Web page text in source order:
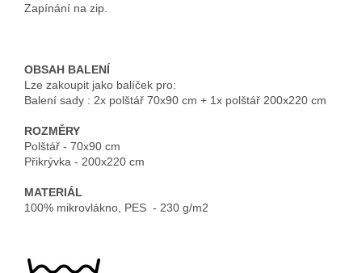
Zapínání na zip.
OBSAH BALENÍ
Lze zakoupit jako balíček pro:
Balení sady : 2x polštář 70x90 cm + 1x polštář 200x220 cm
ROZMĚRY
Polštář - 70x90 cm
Přikrývka - 200x220 cm
MATERIÁL
100% mikrovlákno, PES - 230 g/m2